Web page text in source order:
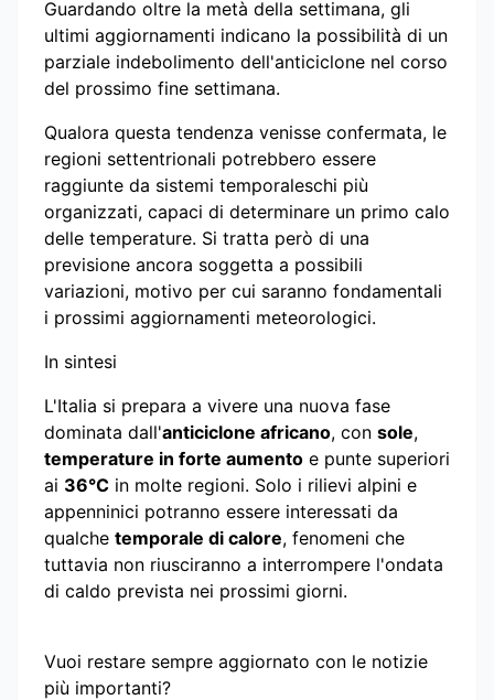
Guardando oltre la metà della settimana, gli
ultimi aggiornamenti indicano la possibilità di un
parziale indebolimento dell'anticiclone nel corso
del prossimo fine settimana.
Qualora questa tendenza venisse confermata, le
regioni settentrionali potrebbero essere
raggiunte da sistemi temporaleschi più
organizzati, capaci di determinare un primo calo
delle temperature. Si tratta però di una
previsione ancora soggetta a possibili
variazioni, motivo per cui saranno fondamentali
i prossimi aggiornamenti meteorologici.
In sintesi
L'Italia si prepara a vivere una nuova fase
dominata dall'anticiclone africano, con sole,
temperature in forte aumento e punte superiori
ai 36°C in molte regioni. Solo i rilievi alpini e
appenninici potranno essere interessati da
qualche temporale di calore, fenomeni che
tuttavia non riusciranno a interrompere l'ondata
di caldo prevista nei prossimi giorni.
Vuoi restare sempre aggiornato con le notizie
più importanti?